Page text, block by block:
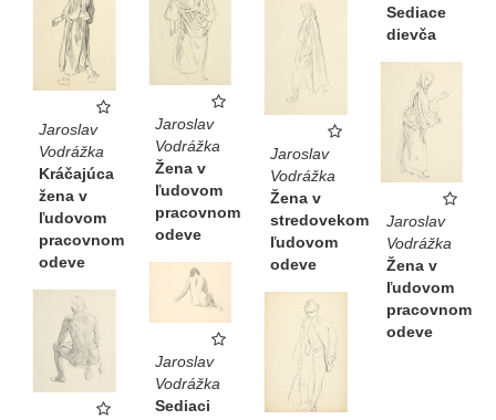
Sediace
dievča
Jaroslav
Vodrážka
Žena v
ľudovom
pracovnom
odeve
Jaroslav
Vodrážka
Kráčajúca
žena v
ľudovom
pracovnom
odeve
Jaroslav
Vodrážka
Žena v
stredovekom
ľudovom
odeve
Jaroslav
Vodrážka
Žena v
ľudovom
pracovnom
odeve
Jaroslav
Vodrážka
Sediaci